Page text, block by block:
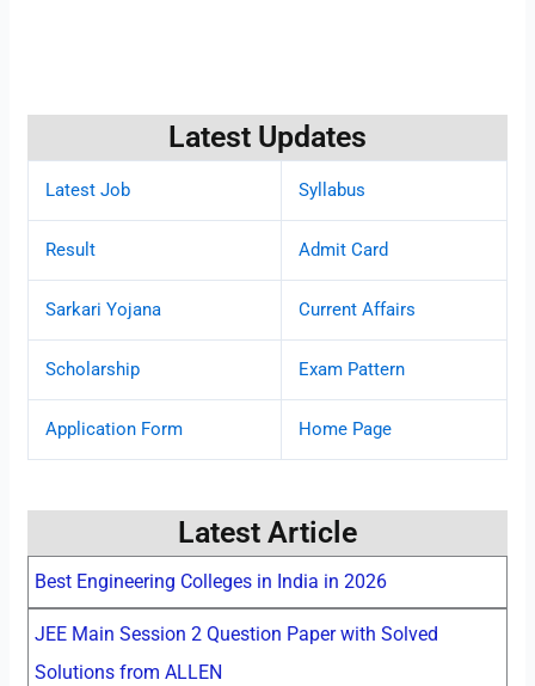
Latest Updates
Latest Job Syllabus
Result Admit Card
Sarkari Yojana Current Affairs
Scholarship Exam Pattern
Application Form Home Page
Latest Article
Best Engineering Colleges in India in 2026
JEE Main Session 2 Question Paper with Solved
Solutions from ALLEN